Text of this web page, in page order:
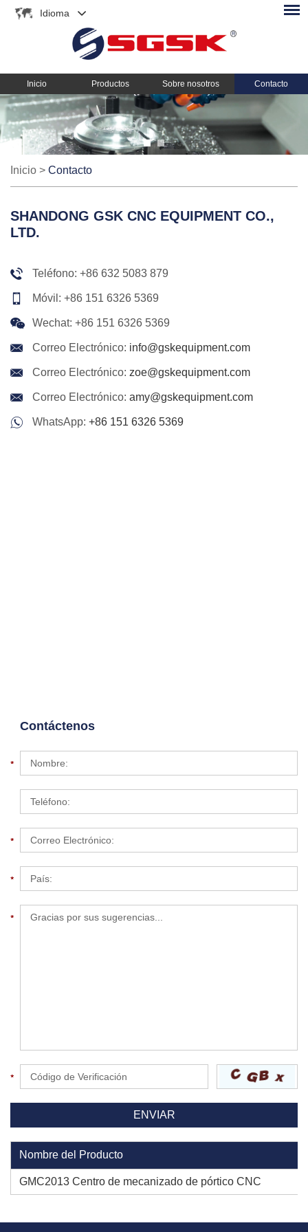
Idioma
Inicio Productos Sobre nosotros Contacto
Inicio > Contacto
SHANDONG GSK CNC EQUIPMENT CO.,
LTD.
Teléfono: +86 632 5083 879
Móvil: +86 151 6326 5369
Wechat: +86 151 6326 5369
Correo Electrónico: info@gskequipment.com
Correo Electrónico: zoe@gskequipment.com
Correo Electrónico: amy@gskequipment.com
WhatsApp: +86 151 6326 5369
Contáctenos
Nombre del Producto
GMC2013 Centro de mecanizado de pórtico CNC